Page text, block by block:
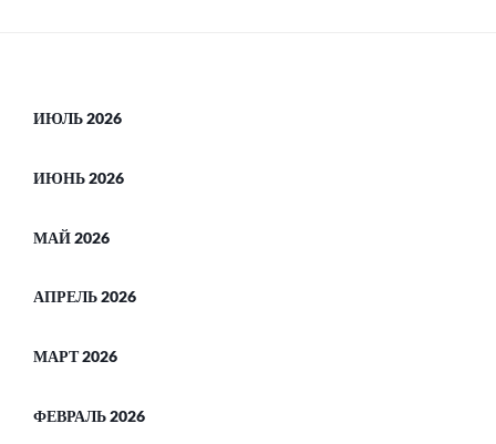
ИЮЛЬ 2026
ИЮНЬ 2026
МАЙ 2026
АПРЕЛЬ 2026
МАРТ 2026
ФЕВРАЛЬ 2026